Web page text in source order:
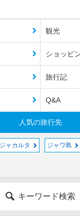
観光
ショッピ
旅行記
Q&A
人気の旅行先
ャカルタ ジャワ島
キーワード検索